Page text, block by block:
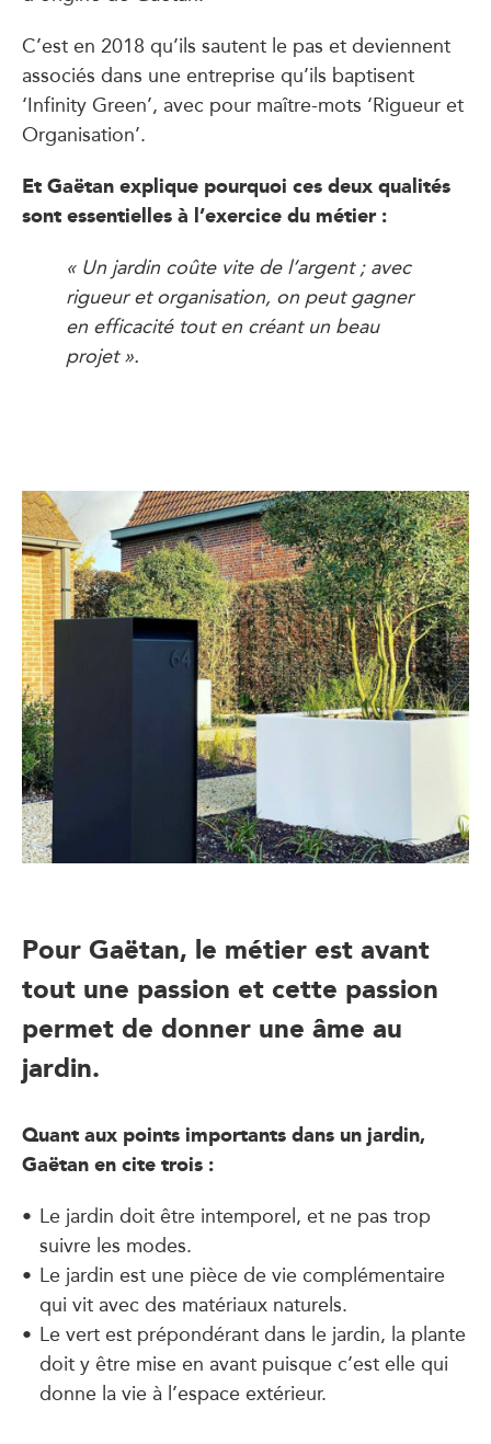
C’est en 2018 qu’ils sautent le pas et deviennent
associés dans une entreprise qu’ils baptisent
‘Infinity Green’, avec pour maître-mots ‘Rigueur et
Organisation’.
Et Gaëtan explique pourquoi ces deux qualités
sont essentielles à l’exercice du métier :
« Un jardin coûte vite de l’argent ; avec
rigueur et organisation, on peut gagner
en efficacité tout en créant un beau
projet ».
Pour Gaëtan, le métier est avant
tout une passion et cette passion
permet de donner une âme au
jardin.
Quant aux points importants dans un jardin,
Gaëtan en cite trois :
Le jardin doit être intemporel, et ne pas trop
suivre les modes.
Le jardin est une pièce de vie complémentaire
qui vit avec des matériaux naturels.
Le vert est prépondérant dans le jardin, la plante
doit y être mise en avant puisque c’est elle qui
donne la vie à l’espace extérieur.